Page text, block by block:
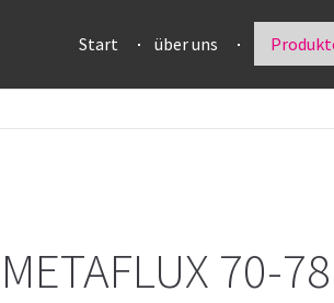
Start über uns
METAFLUX 70-